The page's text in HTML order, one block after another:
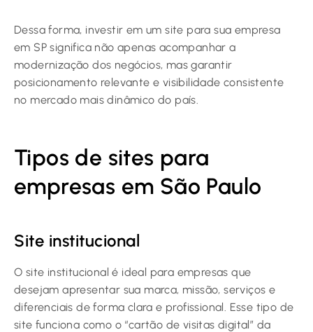
Dessa forma, investir em um site para sua empresa
em SP significa não apenas acompanhar a
modernização dos negócios, mas garantir
posicionamento relevante e visibilidade consistente
no mercado mais dinâmico do país.
Tipos de sites para
empresas em São Paulo
Site institucional
O site institucional é ideal para empresas que
desejam apresentar sua marca, missão, serviços e
diferenciais de forma clara e profissional. Esse tipo de
site funciona como o “cartão de visitas digital” da